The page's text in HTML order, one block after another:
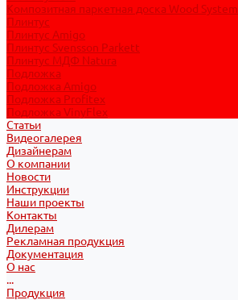
Композитная паркетная доска Wood System
Плинтус
Плинтус Amigo
Плинтус Svensson Parkett
Плинтус МДФ Natura
Подложка
Подложка Amigo
Подложка Profitex
Подложка VinyFlex
Статьи
Видеогалерея
Дизайнерам
О компании
Новости
Инструкции
Наши проекты
Контакты
Дилерам
Рекламная продукция
Документация
О нас
...
Продукция